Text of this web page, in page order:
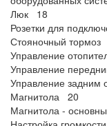
Люк 18
Розетки для
Стояночный
Управление
Управление
Управление задним
Магнитола 20
Магнитола -